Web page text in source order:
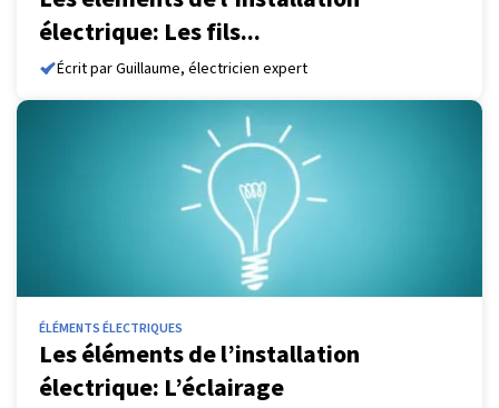
électrique: Les fils...
Écrit par Guillaume, électricien expert
ÉLÉMENTS ÉLECTRIQUES
Les éléments de l’installation
électrique: L’éclairage